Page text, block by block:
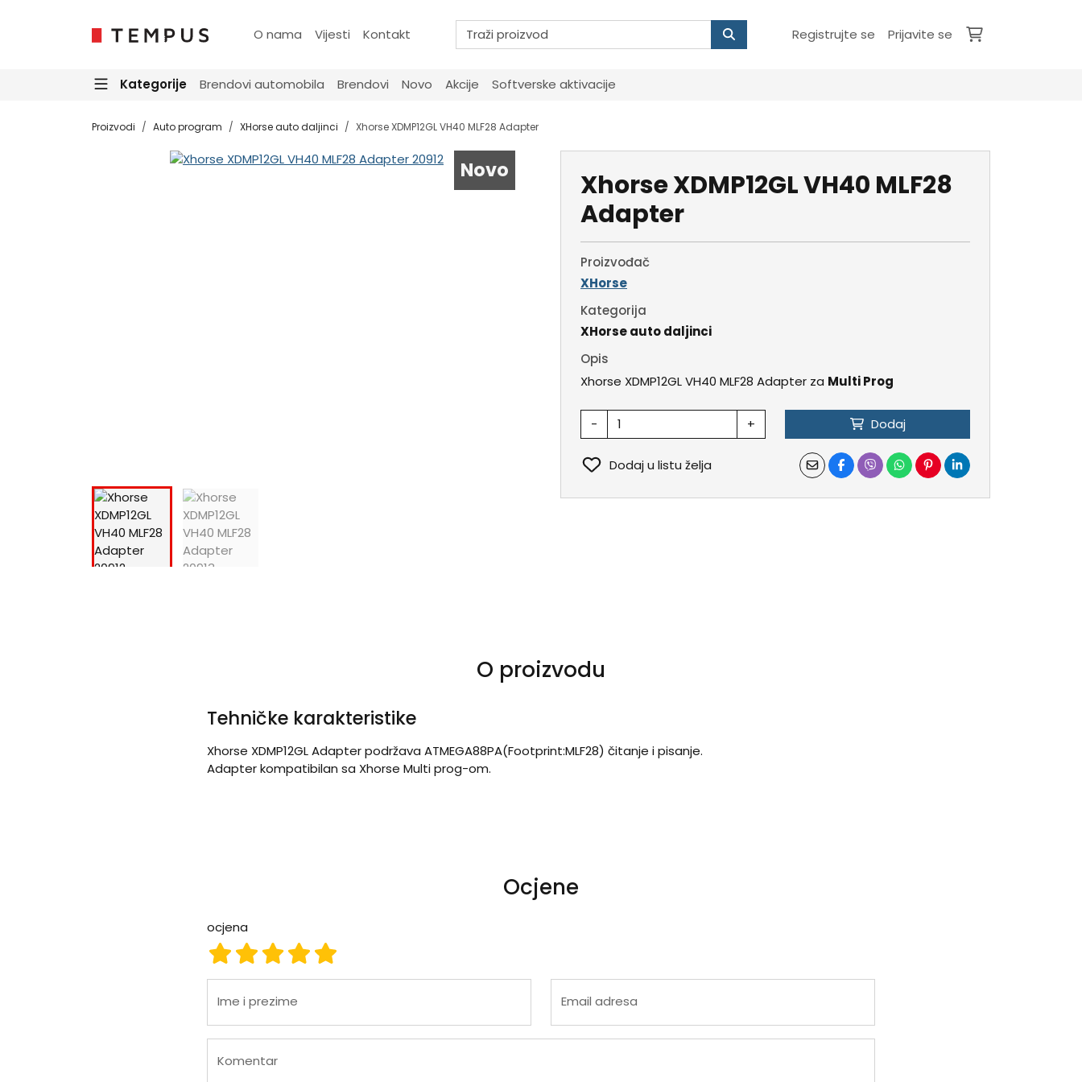
O nama Vijesti Kontakt Registrujte se Prijavite se
Kategorije Brendovi automobila Brendovi Novo Akcije Softverske aktivacije
Proizvodi Auto program XHorse auto daljinci Xhorse XDMP12GL VH40 MLF28 Adapter
Novo
Xhorse XDMP12GL VH40 MLF28
Adapter
Proizvođač
XHorse
Kategorija
XHorse auto daljinci
Opis
Xhorse XDMP12GL VH40 MLF28 Adapter za Multi Prog
- + Dodaj
Dodaj u listu želja
O proizvodu
Tehničke karakteristike
Xhorse XDMP12GL Adapter podržava ATMEGA88PA(Footprint:MLF28) čitanje i pisanje.
Adapter kompatibilan sa Xhorse Multi prog-om.
Ocjene
ocjena
ocjena 5
ocjena 4
ocjena 3
ocjena 2
ocjena 1
Ime i prezime Email adresa
Komentar